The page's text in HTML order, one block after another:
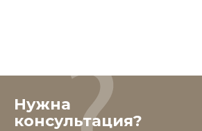
Нужна
консультация?